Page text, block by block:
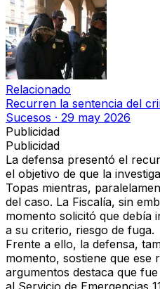
Relacionado
Recurren la sentencia del
Sucesos · 29 may 2026
Publicidad
Publicidad
La defensa presentó el
el objetivo de que la
Topas mientras,
del caso. La Fiscalía, sin
momento solicitó que debía
a su criterio, riesgo de fuga.
Frente a ello, la defensa,
momento, sostiene que ese
argumentos destaca que